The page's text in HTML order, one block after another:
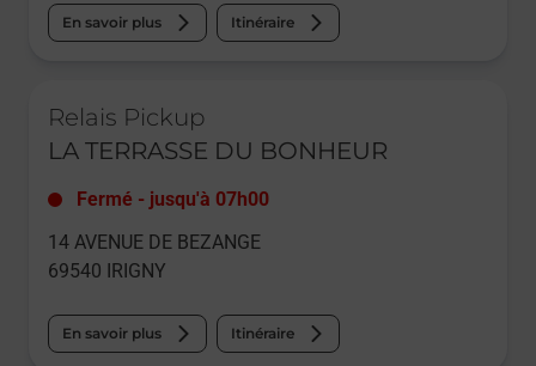
En savoir plus Itinéraire
Relais Pickup
LA TERRASSE DU BONHEUR
Fermé - jusqu'à 07h00
14 AVENUE DE BEZANGE
69540 IRIGNY
En savoir plus Itinéraire